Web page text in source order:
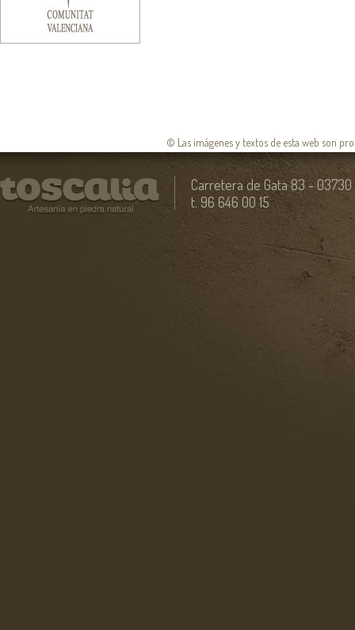
© Las imágenes y textos de esta web son
Carretera de Gata 83 -
t. 96 646 00 15